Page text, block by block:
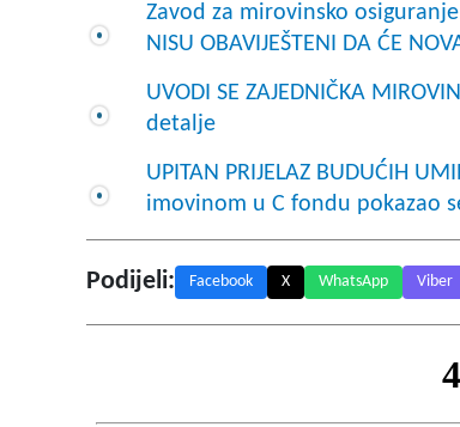
Zavod za mirovinsko osiguranje
NISU OBAVIJEŠTENI DA ĆE
UVODI SE ZAJEDNIČKA
detalje
UPITAN PRIJELAZ BUDUĆIH
imovinom u C fondu pokazao
Podijeli: Facebook X WhatsApp Viber